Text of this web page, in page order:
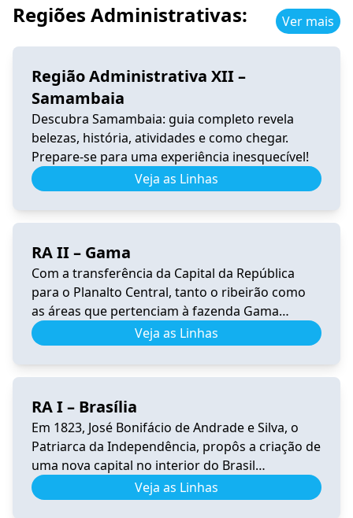
Regiões Administrativas: Ver mais
Região Administrativa XII –
Samambaia
Descubra Samambaia: guia completo revela
belezas, história, atividades e como chegar.
Prepare-se para uma experiência inesquecível!
Veja as Linhas
RA II – Gama
Com a transferência da Capital da República
para o Planalto Central, tanto o ribeirão como
as áreas que pertenciam à fazenda Gama
ficaram dentro da área escolhida para sediar a
nova capital do Brasil. Conforme o Censo
assim distribuídas: nos […]
Veja as Linhas
RA I – Brasília
Em 1823, José Bonifácio de Andrade e Silva, o
Patriarca da Independência, propôs a criação de
uma nova capital no interior do Brasil
(sugerindo o nome Brasília), longe dos portos
para garantir a segurança do país. A vocação
Veja as Linhas